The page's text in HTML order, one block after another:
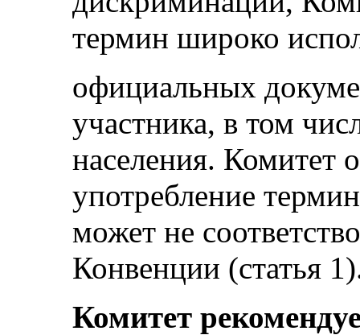
термин широко
официальных
участника, в том
населения. Комитет
употребление
может не
Конвенции (статья
Комитет